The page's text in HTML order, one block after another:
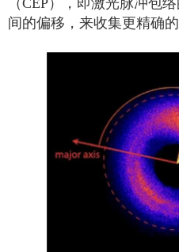
间的偏移，来收集更精确